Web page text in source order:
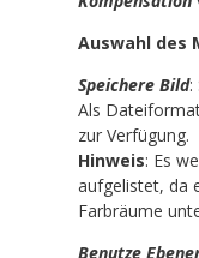
Auswahl des
Speichere Bild:
Als
zur Verfügung.
Hinweis: Es
aufgelistet, da
Farbräume
Benutze